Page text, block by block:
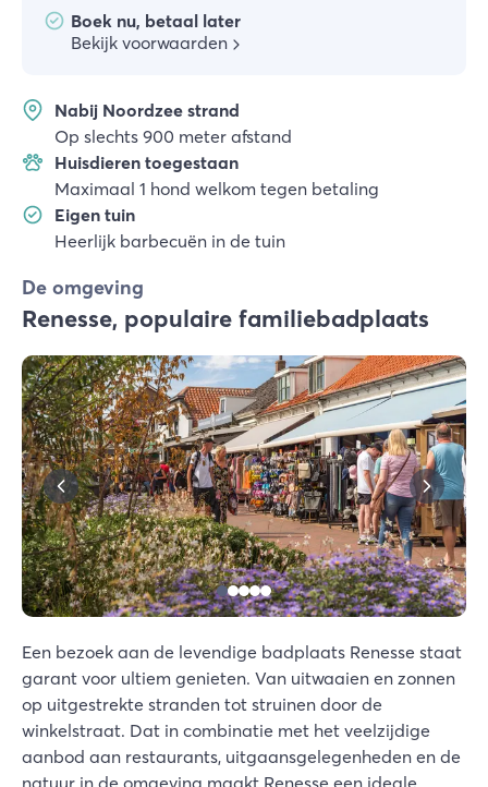
Boek nu, betaal later
Bekijk voorwaarden
Nabij Noordzee strand
Op slechts 900 meter afstand
Huisdieren toegestaan
Maximaal 1 hond welkom tegen betaling
Eigen tuin
Heerlijk barbecuën in de tuin
De omgeving
Renesse, populaire familiebadplaats
Een bezoek aan de levendige badplaats Renesse staat
garant voor ultiem genieten. Van uitwaaien en zonnen
op uitgestrekte stranden tot struinen door de
winkelstraat. Dat in combinatie met het veelzijdige
aanbod aan restaurants, uitgaansgelegenheden en de